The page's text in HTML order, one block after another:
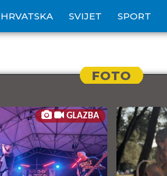
HRVATSKA SVIJET SPORT
FOTO
GLAZBA